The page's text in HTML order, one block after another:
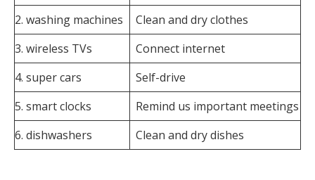
2. washing machines
Clean and dry clothes
3. wireless TVs
Connect internet
4. super cars
Self-drive
5. smart clocks
Remind us important meetings
6. dishwashers
Clean and dry dishes